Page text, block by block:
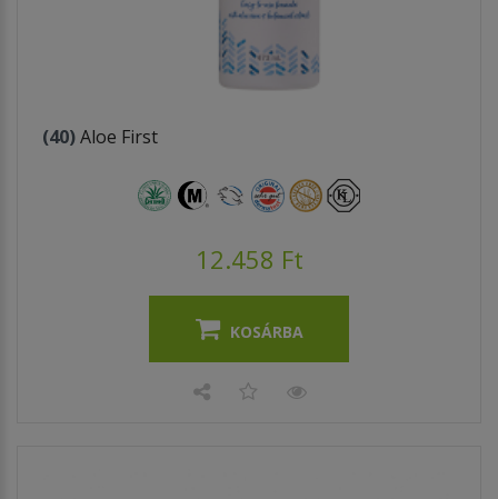
(40)Aloe First
12.458 Ft
KOSÁRBA